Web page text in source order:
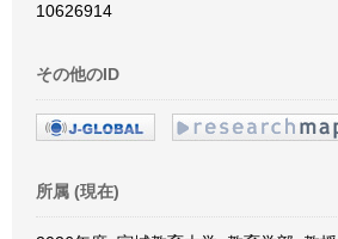
10626914
その他のID
所属 (現在)